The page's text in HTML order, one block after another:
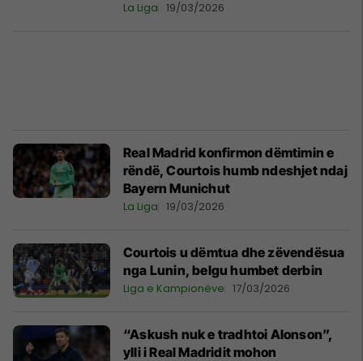
La Liga 19/03/2026
Real Madrid konfirmon dëmtimin e
rëndë, Courtois humb ndeshjet ndaj
Bayern Munichut
La Liga 19/03/2026
Courtois u dëmtua dhe zëvendësua
nga Lunin, belgu humbet derbin
Liga e Kampionëve 17/03/2026
“Askush nuk e tradhtoi Alonson”,
ylli i Real Madridit mohon